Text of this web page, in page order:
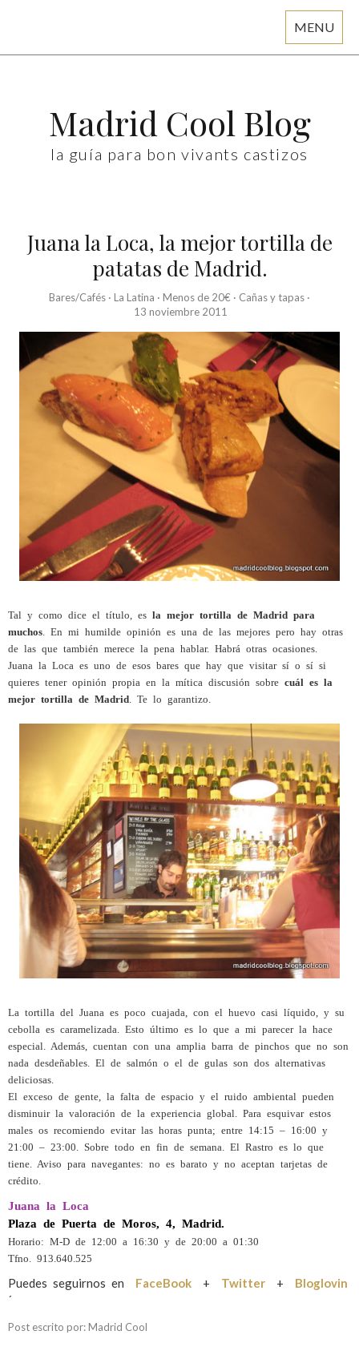
MENU
Madrid Cool Blog
la guía para bon vivants castizos
Juana la Loca, la mejor tortilla de
patatas de Madrid.
Bares/Cafés · La Latina · Menos de 20€ · Cañas y tapas ·
13 noviembre 2011
Tal y como dice el título, es la mejor tortilla de Madrid para
muchos. En mi humilde opinión es una de las mejores pero hay otras
de las que también merece la pena hablar. Habrá otras ocasiones.
Juana la Loca es uno de esos bares que hay que visitar sí o sí si
quieres tener opinión propia en la mítica discusión sobre cuál es la
mejor tortilla de Madrid. Te lo garantizo.
La tortilla del Juana es poco cuajada, con el huevo casi líquido, y su
cebolla es caramelizada. Esto último es lo que a mi parecer la hace
especial. Además, cuentan con una amplia barra de pinchos que no son
nada desdeñables. El de salmón o el de gulas son dos alternativas
deliciosas.
El exceso de gente, la falta de espacio y el ruido ambiental pueden
disminuir la valoración de la experiencia global. Para esquivar estos
males os recomiendo evitar las horas punta; entre 14:15 – 16:00 y
21:00 – 23:00. Sobre todo en fin de semana. El Rastro es lo que
tiene. Aviso para navegantes: no es barato y no aceptan tarjetas de
crédito.
Juana la Loca
Plaza de Puerta de Moros, 4, Madrid.
Horario: M-D de 12:00 a 16:30 y de 20:00 a 01:30
Tfno. 913.640.525
Puedes seguirnos en FaceBook + Twitter + Bloglovin
´
Post escrito por: Madrid Cool